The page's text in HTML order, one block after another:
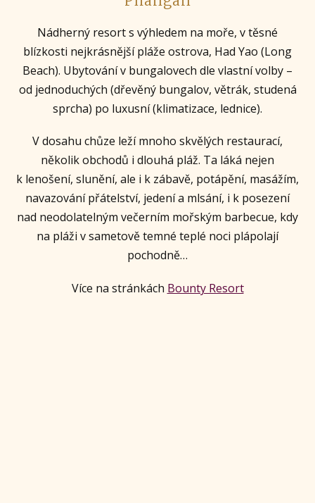
Nádherný resort s výhledem na moře, v těsné
blízkosti nejkrásnější pláže ostrova, Had Yao (Long
Beach). Ubytování v bungalovech dle vlastní volby –
od jednoduchých (dřevěný bungalov, větrák, studená
sprcha) po luxusní (klimatizace, lednice).
V dosahu chůze leží mnoho skvělých restaurací,
několik obchodů i dlouhá pláž. Ta láká nejen
k lenošení, slunění, ale i k zábavě, potápění, masážím,
navazování přátelství, jedení a mlsání, i k posezení
nad neodolatelným večerním mořským barbecue, kdy
na pláži v sametově temné teplé noci plápolají
pochodně…
Více na stránkách Bounty Resort